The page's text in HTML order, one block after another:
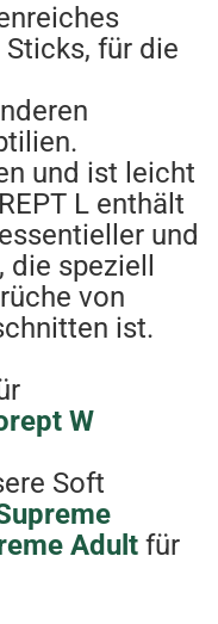
für die
und ist leicht
L enthält
und
speziell
von
ist.
W
Soft
Adult für